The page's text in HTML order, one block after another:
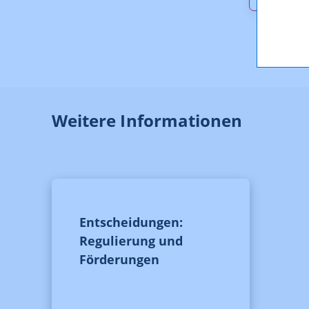
Weitere Informationen
Entscheidungen:
Regulierung und
Förderungen